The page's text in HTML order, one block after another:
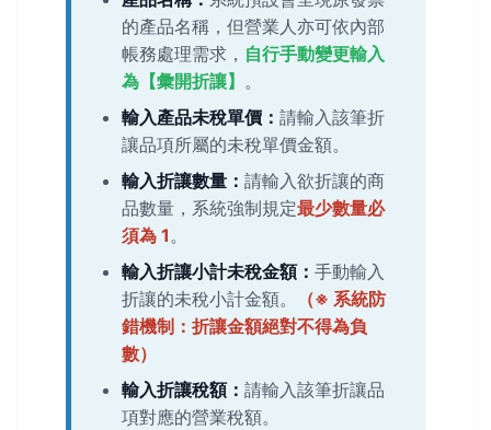
的產品名稱，但營業人亦可依內部
帳務處理需求， 自行手動變更輸入
為【彙開折讓】 。
輸入產品未稅單價： 請輸入該筆折
讓品項所屬的未稅單價金額。
輸入折讓數量： 請輸入欲折讓的商
品數量，系統強制規定最少數量必
須為 1。
輸入折讓小計未稅金額： 手動輸入
折讓的未稅小計金額。
（※ 系統防
錯機制：折讓金額絕對不得為負
數）
輸入折讓稅額： 請輸入該筆折讓品
項對應的營業稅額。